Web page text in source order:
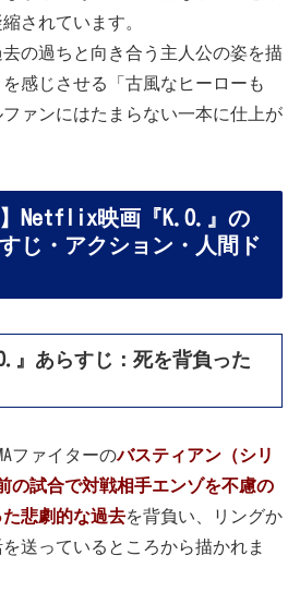
されています。
の過ちと向き合う主人公の姿を描
感じさせる「古風なヒーローも
ァンにはたまらない一本に仕上が
】Netflix映画『K.O.』の
じ・アクション・人間ド
』あらすじ：死を背負った
ファイターのバスティアン（シリ
の試合で対戦相手エンゾを不慮の
悲劇的な過去を背負い、リングか
送っているところから描かれま